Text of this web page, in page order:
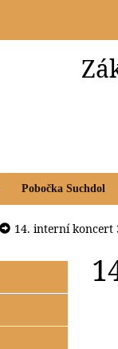
Pobočka Suchdol
14. interní koncert